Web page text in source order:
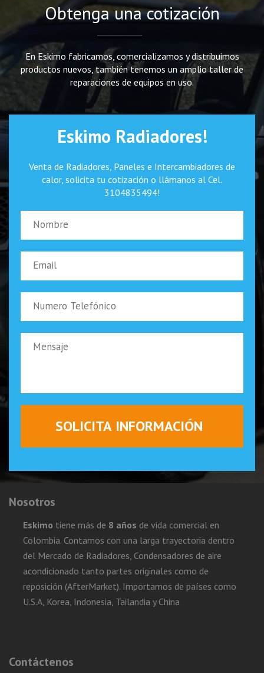
Obtenga una cotización
En Eskimo fabricamos, comercializamos y distribuimos
productos nuevos, también tenemos un amplio taller de
reparaciones de equipos en uso.
Eskimo Radiadores!
Venta de Radiadores, Paneles e Intercambiadores de
calor, solicita tu cotización o llámanos al Cel.
3104835494!
Nosotros
Eskimo tiene más de 8 años de vida comercial en
Colombia. Contamos con una larga trayectoria dentro
del Mercado de Radiadores, Condensadores de aire
acondicionado tanto partes originales como de
reposición (AfterMarket). Importamos de países como
U.S.A, Korea, Indonesia, Tailandia y China
Contáctenos